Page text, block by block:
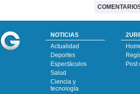
NOTICIAS
Actualidad
Deportes
Espectáculos
Salud
Ciencia y
tecnología
Post